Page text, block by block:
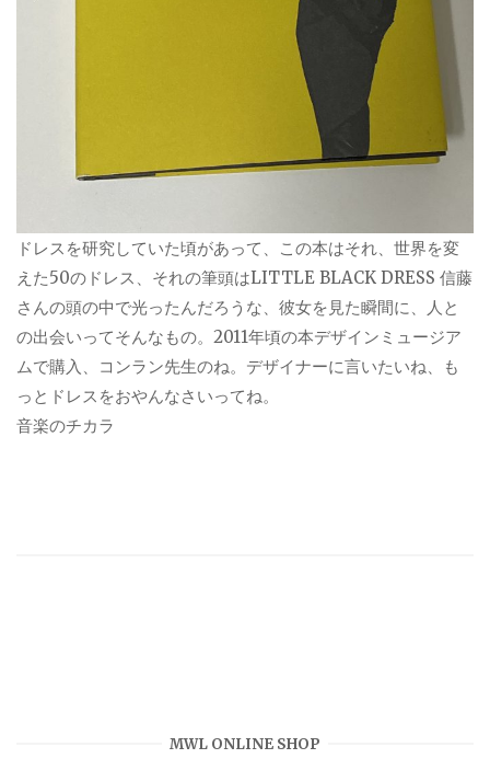
ドレスを研究していた頃があって、この本はそれ、世界を変
えた50のドレス、それの筆頭はLITTLE BLACK DRESS 信藤
さんの頭の中で光ったんだろうな、彼女を見た瞬間に、人と
の出会いってそんなもの。2011年頃の本デザインミュージア
ムで購入、コンラン先生のね。デザイナーに言いたいね、も
っとドレスをおやんなさいってね。
音楽のチカラ
MWL ONLINE SHOP